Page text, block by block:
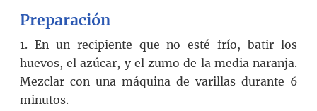
Preparación
1. En un recipiente que no esté frío, batir los
huevos, el azúcar, y el zumo de la media naranja.
Mezclar con una máquina de varillas durante 6
minutos.